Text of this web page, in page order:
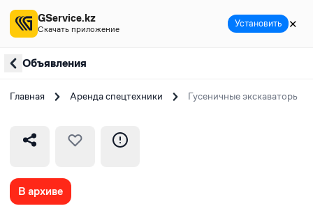
Объявления
Главная Аренда спецтехники Гусеничные экскаваторы
В архиве
GService.kz
Скачать приложение Установить ✕